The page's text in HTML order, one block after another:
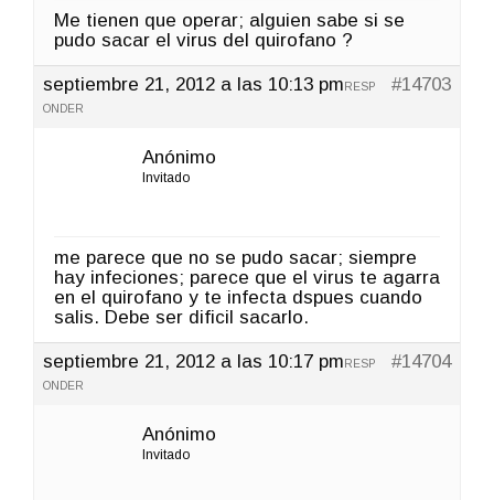
Me tienen que operar; alguien sabe si se
pudo sacar el virus del quirofano ?
septiembre 21, 2012 a las 10:13 pm #14703
RESP
ONDER
Anónimo
Invitado
me parece que no se pudo sacar; siempre
hay infeciones; parece que el virus te agarra
en el quirofano y te infecta dspues cuando
salis. Debe ser dificil sacarlo.
septiembre 21, 2012 a las 10:17 pm #14704
RESP
ONDER
Anónimo
Invitado